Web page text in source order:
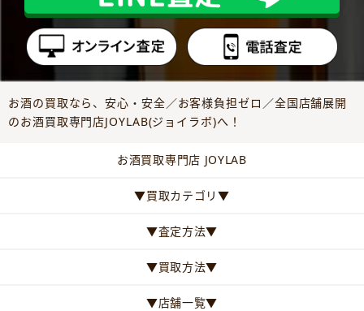
お酒の買取なら、安心・安全／お客様負担ゼロ／全国店舗展開
のお酒買取専門店JOYLAB(ジョイラボ)へ！
お酒買取専門店 JOYLAB
▼買取カテゴリ▼
▼査定方法▼
▼買取方法▼
▼店舗一覧▼